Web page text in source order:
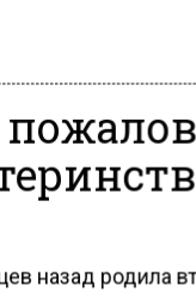
назад родила